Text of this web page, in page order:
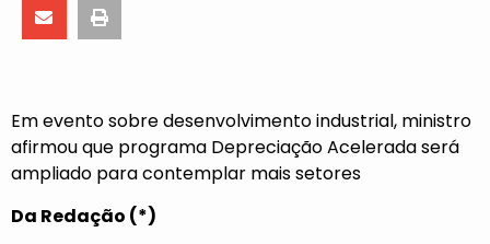
Em evento sobre desenvolvimento industrial, ministro
afirmou que programa Depreciação Acelerada será
ampliado para contemplar mais setores
Da Redação (*)